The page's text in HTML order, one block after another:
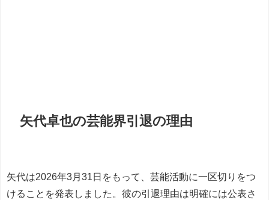
矢代卓也の芸能界引退の理由
矢代は2026年3月31日をもって、芸能活動に一区切りをつ
けることを発表しました。彼の引退理由は明確には公表さ